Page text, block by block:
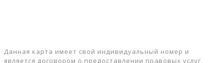
Данная карта имеет свой индивидуальный номер и
является договором о предоставлении правовых услуг,